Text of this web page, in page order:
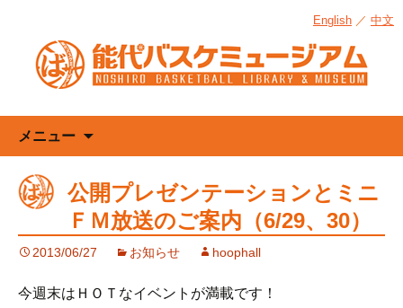
English ／ 中文
メニュー
ン
ツ
へ
ス
公開プレゼンテーションとミニ
ＦＭ放送のご案内（6/29、30）
2013/06/27 お知らせ hoophall
今週末はＨＯＴなイベントが満載です！